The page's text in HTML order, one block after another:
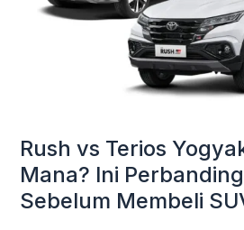
Rush vs Terios
Mana? Ini
Sebelum Membeli
Pilih
Membeli
SUV
Keluarga